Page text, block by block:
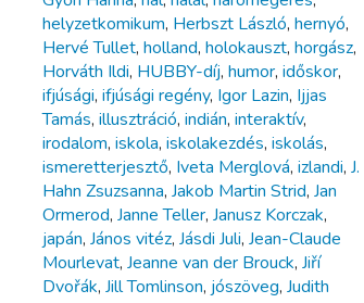
helyzetkomikum, Herbszt László, hernyó,
Hervé Tullet, holland, holokauszt, horgász,
Horváth Ildi, HUBBY-díj, humor, időskor,
ifjúsági, ifjúsági regény, Igor Lazin, Ijjas
Tamás, illusztráció, indián, interaktív,
irodalom, iskola, iskolakezdés, iskolás,
ismeretterjesztő, Iveta Merglová, izlandi, J.
Hahn Zsuzsanna, Jakob Martin Strid, Jan
Ormerod, Janne Teller, Janusz Korczak,
japán, János vitéz, Jásdi Juli, Jean-Claude
Mourlevat, Jeanne van der Brouck, Jiří
Dvořák, Jill Tomlinson, jószöveg, Judith